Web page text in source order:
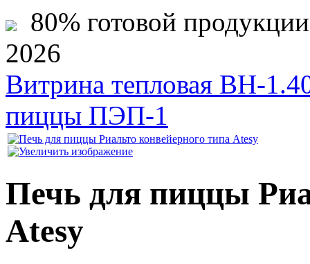
80% готовой
2026
Витрина тепловая ВН-
пиццы ПЭП-1
Печь для пиццы
Atesy